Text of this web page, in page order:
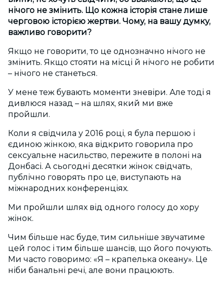
нічого не змінить. Що кожна історія стане лише
черговою історією жертви. Чому, на вашу думку,
важливо говорити?
Якщо не говорити, то це однозначно нічого не
змінить. Якщо стояти на місці й нічого не робити
– нічого не станеться.
У мене теж бувають моменти зневіри. Але тоді я
дивлюся назад – на шлях, який ми вже
пройшли.
Коли я свідчила у 2016 році, я була першою і
єдиною жінкою, яка відкрито говорила про
сексуальне насильство, пережите в полоні на
Донбасі. А сьогодні десятки жінок свідчать,
публічно говорять про це, виступають на
міжнародних конференціях.
Ми пройшли шлях від одного голосу до хору
жінок.
Чим більше нас буде, тим сильніше звучатиме
цей голос і тим більше шансів, що його почують.
Ми часто говоримо: «Я – крапелька океану». Це
ніби банальні речі, але вони працюють.